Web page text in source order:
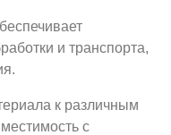
и транспорта,
к различным
с